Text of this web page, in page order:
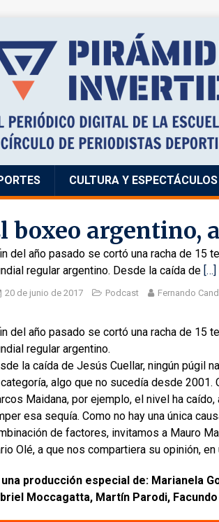
CULTURA Y ESPECTÁCULOS
boxeo argentino,
del año pasado se cortó una racha de 15
regular argentino. Desde la caída de […]
20 de junio de 2017 Podcast Fernando
del año pasado se cortó una racha de 15
regular argentino.
la caída de Jesús Cuellar, ningún púgil
algo que no sucedía desde
Maidana, por ejemplo, el nivel ha
esa sequía. Como no hay una única
de factores, invitamos a Mauro
Olé, a que nos compartiera su opinión,
una producción especial de: Marianela
Moccagatta, Martín Parodi,